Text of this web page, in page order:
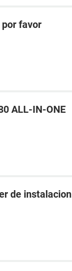
favor
ALL-IN-ONE
de instalacion